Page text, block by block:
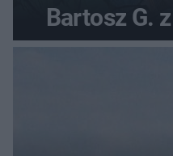
Bartosz G.